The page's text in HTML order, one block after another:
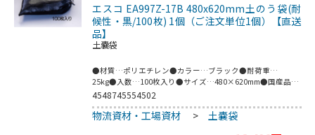
エスコ EA997Z-17B 480x620mm土のう袋(耐
候性・黒/100枚) 1個（ご注文単位1個）【直送
品】
土嚢袋
●材質…ポリエチレン●カラー…ブラック●耐荷重…
25kg●入数…100枚入り●サイズ…480×620mm●国産品●
紫外線劣下防止剤添加。●NETIS登録品NETIS登録NO.CG-
の高い耐候性を実現。●長期土木工事の土塁設置、河川工事
4548745554502
物流資材・工場資材 > 土嚢袋